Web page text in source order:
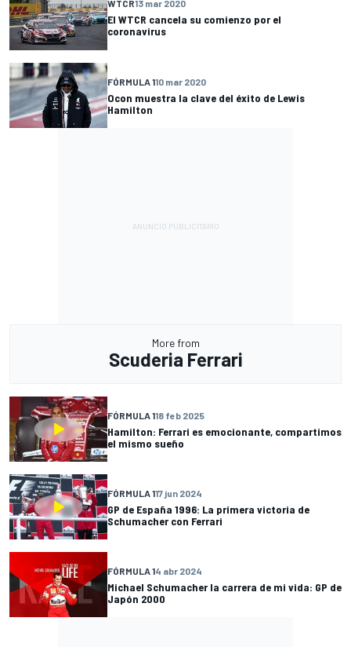
WTCR13 mar 2020
El WTCR cancela su comienzo por el
coronavirus
FÓRMULA 110 mar 2020
Ocon muestra la clave del éxito de Lewis
Hamilton
More from
Scuderia Ferrari
FÓRMULA 118 feb 2025
Hamilton: Ferrari es emocionante, compartimos
el mismo sueño
FÓRMULA 117 jun 2024
GP de España 1996: La primera victoria de
Schumacher con Ferrari
FÓRMULA 14 abr 2024
Michael Schumacher la carrera de mi vida: GP de
Japón 2000